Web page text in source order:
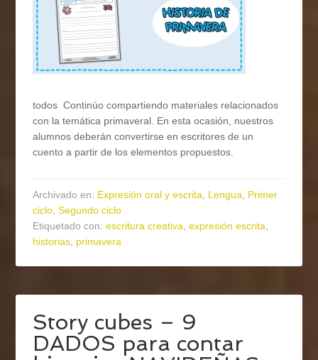
todos Continúo compartiendo materiales relacionados
con la temática primaveral. En esta ocasión, nuestros
alumnos deberán convertirse en escritores de un
cuento a partir de los elementos propuestos.
Archivado en: Expresión oral y escrita, Lengua, Primer
ciclo,Segundo ciclo
Etiquetado con:escritura creativa,expresión escrita,
historias, primavera
Story cubes – 9
DADOS para contar